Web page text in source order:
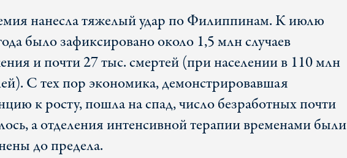
нанесла тяжелый удар по Филиппинам. К июлю
было зафиксировано около 1,5 млн случаев
и почти 27 тыс. смертей (при населении в 110 млн
С тех пор экономика, демонстрировавшая
к росту, пошла на спад, число безработных почти
а отделения интенсивной терапии временами были
до предела.